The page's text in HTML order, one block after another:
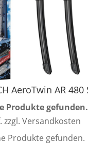
AeroTwin AR 480
Produkte gefunden.
zzgl. Versandkosten
Produkte gefunden.